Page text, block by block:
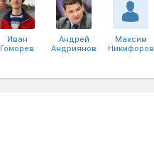
Иван
Гоморев
Андрей
Андриянов
Максим
Никифоров